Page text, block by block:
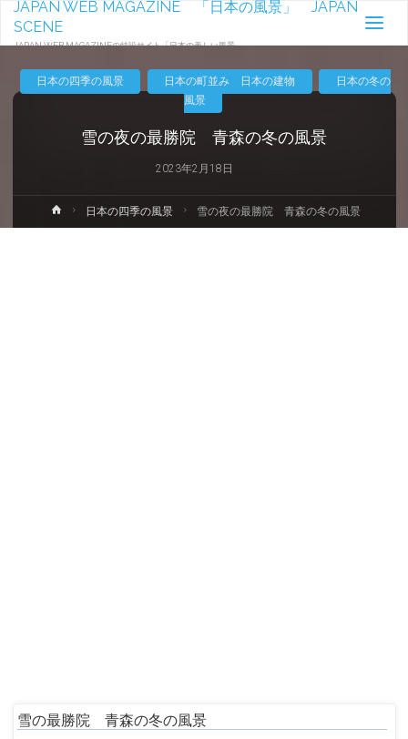
JAPAN WEB MAGAZINE 「日本の風景」 JAPAN
SCENE
JAPAN WEB MAGAZINEの特設サイト「日本の美しい風景」-
雪の夜の最勝院 青森の冬の風景
2023年2月18日
日本の四季の風景 日本の町並み 日本の建物
日本の冬の
風景
ホ
ー
日本の四季の風景 雪の夜の最勝院 青森の冬の風景
雪の最勝院 青森の冬の風景